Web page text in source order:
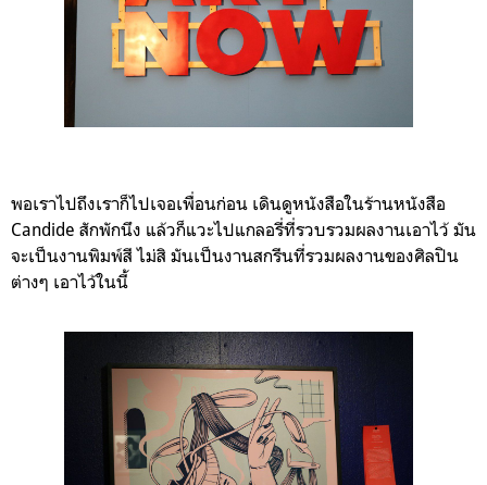
พอเราไปถึงเราก็ไปเจอเพื่อนก่อน เดินดูหนังสือในร้านหนังสือ
Candide สักพักนึง แล้วก็แวะไปแกลอรี่ที่รวบรวมผลงานเอาไว้ มัน
จะเป็นงานพิมพ์สี ไม่สิ มันเป็นงานสกรีนที่รวมผลงานของศิลปิน
ต่างๆ เอาไว้ในนี้